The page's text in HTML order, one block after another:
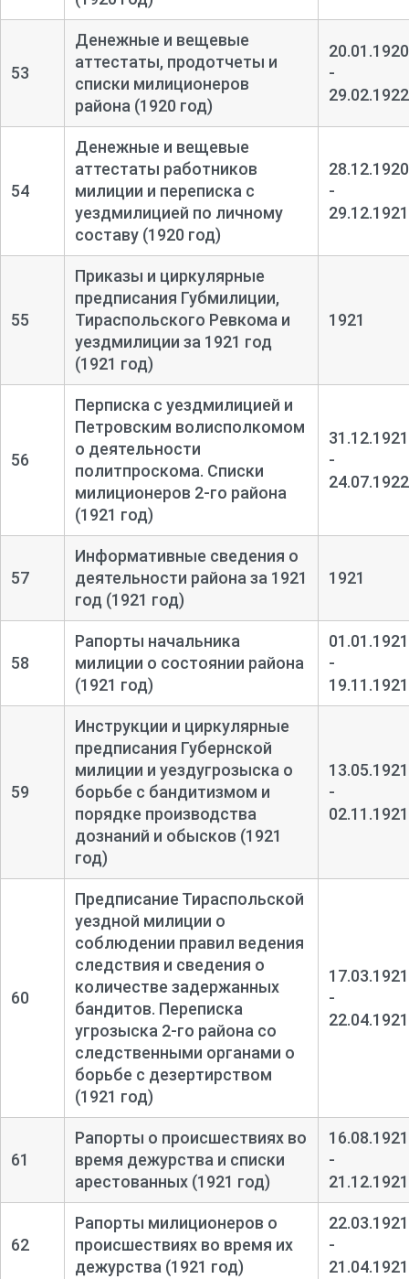
53
Денежные и вещевые
аттестаты, продотчеты и
списки милиционеров
района (1920 год)
20.01.1920
-
29.02.1922
54
Денежные и вещевые
аттестаты работников
милиции и переписка с
уездмилицией по личному
составу (1920 год)
28.12.1920
-
29.12.1921
55
Приказы и циркулярные
предписания Губмилиции,
Тираспольского Ревкома и
уездмилиции за 1921 год
(1921 год)
1921
56
Перписка с уездмилицией и
Петровским волисполкомом
о деятельности
политпроскома. Списки
милиционеров 2-го района
(1921 год)
31.12.1921
-
24.07.1922
57
Информативные сведения о
деятельности района за 1921
год (1921 год)
1921
58
Рапорты начальника
милиции о состоянии района
(1921 год)
01.01.1921
-
19.11.1921
59
Инструкции и циркулярные
предписания Губернской
милиции и уездугрозыска о
борьбе с бандитизмом и
порядке производства
дознаний и обысков (1921
год)
13.05.1921
-
02.11.1921
60
Предписание Тираспольской
уездной милиции о
соблюдении правил ведения
следствия и сведения о
количестве задержанных
бандитов. Переписка
угрозыска 2-го района со
следственными органами о
борьбе с дезертирством
(1921 год)
17.03.1921
-
22.04.1921
61
Рапорты о происшествиях во
время дежурства и списки
арестованных (1921 год)
16.08.1921
-
21.12.1921
62
Рапорты милиционеров о
происшествиях во время их
дежурства (1921 год)
22.03.1921
-
21.04.1921